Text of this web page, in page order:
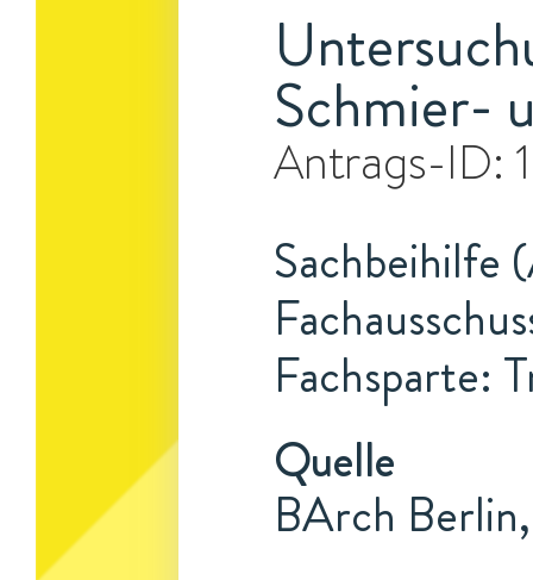
Schmier-
Antrags-ID:
Sachbeihilfe
Fachsparte:
Quelle
BArch